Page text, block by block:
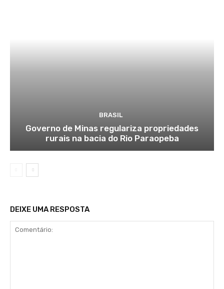
BRASIL
Governo de Minas regulariza propriedades
rurais na bacia do Rio Paraopeba
DEIXE UMA RESPOSTA